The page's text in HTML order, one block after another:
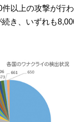
以上の攻撃が行
き、いずれも